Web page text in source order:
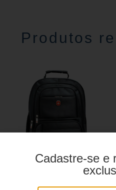
Produtos
YS28047
Cadastre-se e